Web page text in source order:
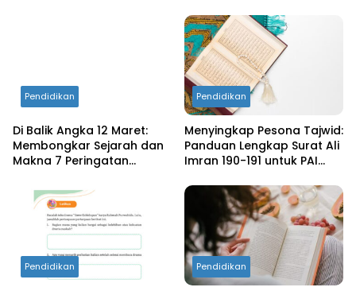
Pendidikan
Di Balik Angka 12 Maret:
Membongkar Sejarah dan
Makna 7 Peringatan
Pendidikan
Menyingkap Pesona Tajwid:
Panduan Lengkap Surat Ali
Imran 190-191 untuk PAI
Pendidikan Pendidikan